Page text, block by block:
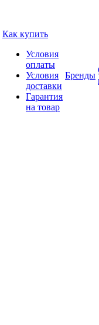
Как купить
Условия
оплаты
Условия
доставки
Гарантия
на товар
Бренды